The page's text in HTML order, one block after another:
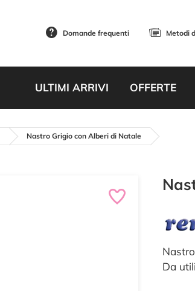
Domande frequenti Metodi
ULTIMI ARRIVI OFFERTE
Nastro Grigio con Alberi di Natale
Da